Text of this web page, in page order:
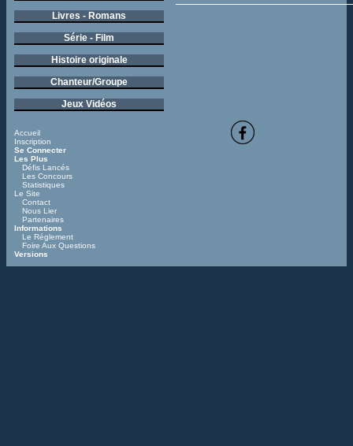
Livres - Romans
Série - Film
Histoire originale
Chanteur/Groupe
Jeux Vidéos
Accueil
Inscription
Se Connecter
Les Plus
Défis Lancés
Les Concours
Statistiques
Le Site
Contact
Nous Lier
Partenaires
Informations
Le Réglement
Foire Aux Questions
Versions